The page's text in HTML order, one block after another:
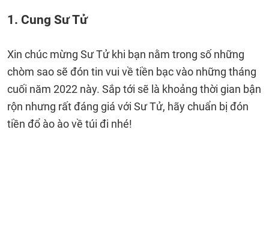
1. Cung Sư Tử
Xin chúc mừng Sư Tử khi bạn nằm trong số những
chòm sao sẽ đón tin vui về tiền bạc vào những tháng
cuối năm 2022 này. Sắp tới sẽ là khoảng thời gian bận
rộn nhưng rất đáng giá với Sư Tử, hãy chuẩn bị đón
tiền đổ ào ào về túi đi nhé!